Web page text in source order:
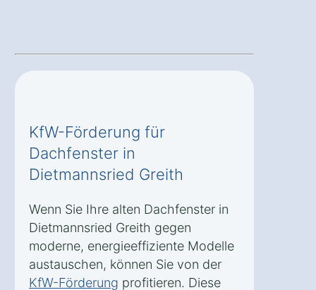
KfW-Förderung für
Dachfenster in
Dietmannsried Greith
Wenn Sie Ihre alten Dachfenster in
Dietmannsried Greith gegen
moderne, energieeffiziente Modelle
austauschen, können Sie von der
KfW-Förderung profitieren. Diese